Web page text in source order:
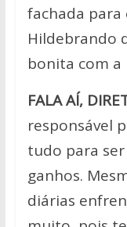
fachada para
Hildebrando
bonita com a
FALA AÍ,
responsável
tudo para
ganhos.
diárias